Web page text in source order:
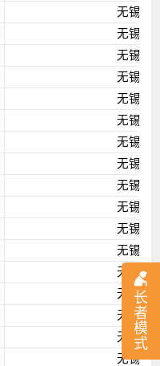
长
者
模
式
无锡艾
无锡艾
无锡艾
无锡艾
无锡艾
无锡艾
无锡艾
无锡艾
无锡艾
无锡艾
无锡艾
无锡艾
无锡艾
无锡艾
无锡艾
无锡艾
无锡艾